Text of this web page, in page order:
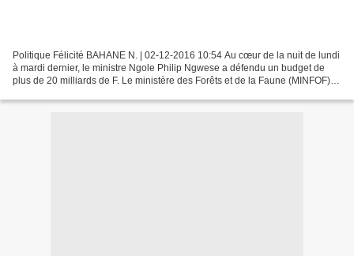
Politique Félicité BAHANE N. | 02-12-2016 10:54 Au cœur de la nuit de lundi
à mardi dernier, le ministre Ngole Philip Ngwese a défendu un budget de
plus de 20 milliards de F. Le ministère des Forêts et de la Faune (MINFOF)